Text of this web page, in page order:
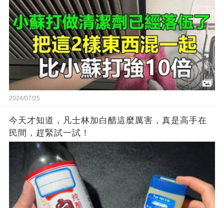
2024/07/25
今天才知道，凡士林加白醋這麼厲害，真是高手在
民間，趕緊試一試！